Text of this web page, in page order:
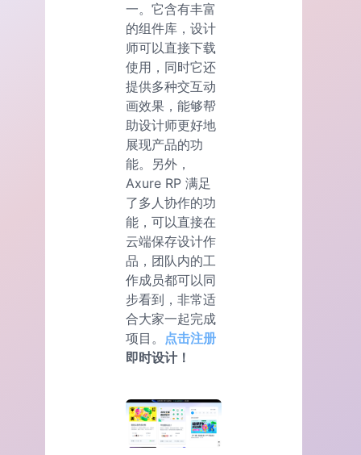
一。它含有丰富
的组件库，设计
师可以直接下载
使用，同时它还
提供多种交互动
画效果，能够帮
助设计师更好地
展现产品的功
能。另外，
Axure RP 满足
了多人协作的功
能，可以直接在
云端保存设计作
品，团队内的工
作成员都可以同
步看到，非常适
合大家一起完成
项目。 点击注册
即时设计！